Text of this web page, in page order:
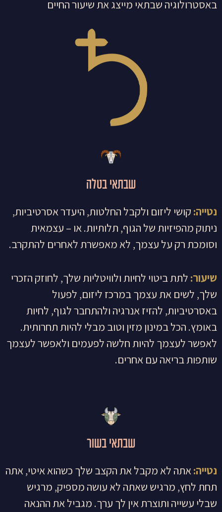
באסטרולוגיה שבתאי מייצג את שיעור החיים
שבתאי בטלה
נטייה: קושי ליזום ולקבל החלטות, היעדר אסרטיביות,
ניתוק מהפיזיות של הגוף, תלותיות. או – עצמאית
וסומכת רק על עצמך, לא מאפשרת לאחרים להתקרב.
שיעור: לתת ביטוי לחיות ולוויטליות שלך, לחוזק הזכרי
שלך, לשים את עצמך במרכז ליזום, לפעול
באסרטיביות, להזיז אנרגיה ולהתחבר לגוף, לחיות
באומץ. הכל במינון מזין וטוב מבלי להיות תחרותית.
לאפשר לעצמך להיות חלשה לפעמים ולאפשר לעצמך
שותפות בריאה עם אחרים.
שבתאי בשור
נטייה:אתה לא מקבל את הקצב שלך כשהוא איטי, אתה
תחת לחץ, מרגיש שאתה לא עושה מספיק, מרגיש
שבלי עשייה ותוצרת אין לך ערך. מגביל את ההנאה